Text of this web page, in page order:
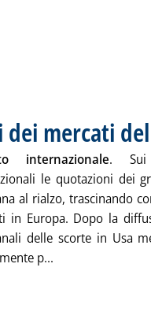
mercati
internazionale. Sui
le quotazioni dei
al rialzo, trascinando
in Europa. Dopo la
delle scorte in Usa
p...